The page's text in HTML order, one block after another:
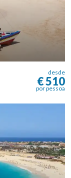
desde
€ 510
por pessoa